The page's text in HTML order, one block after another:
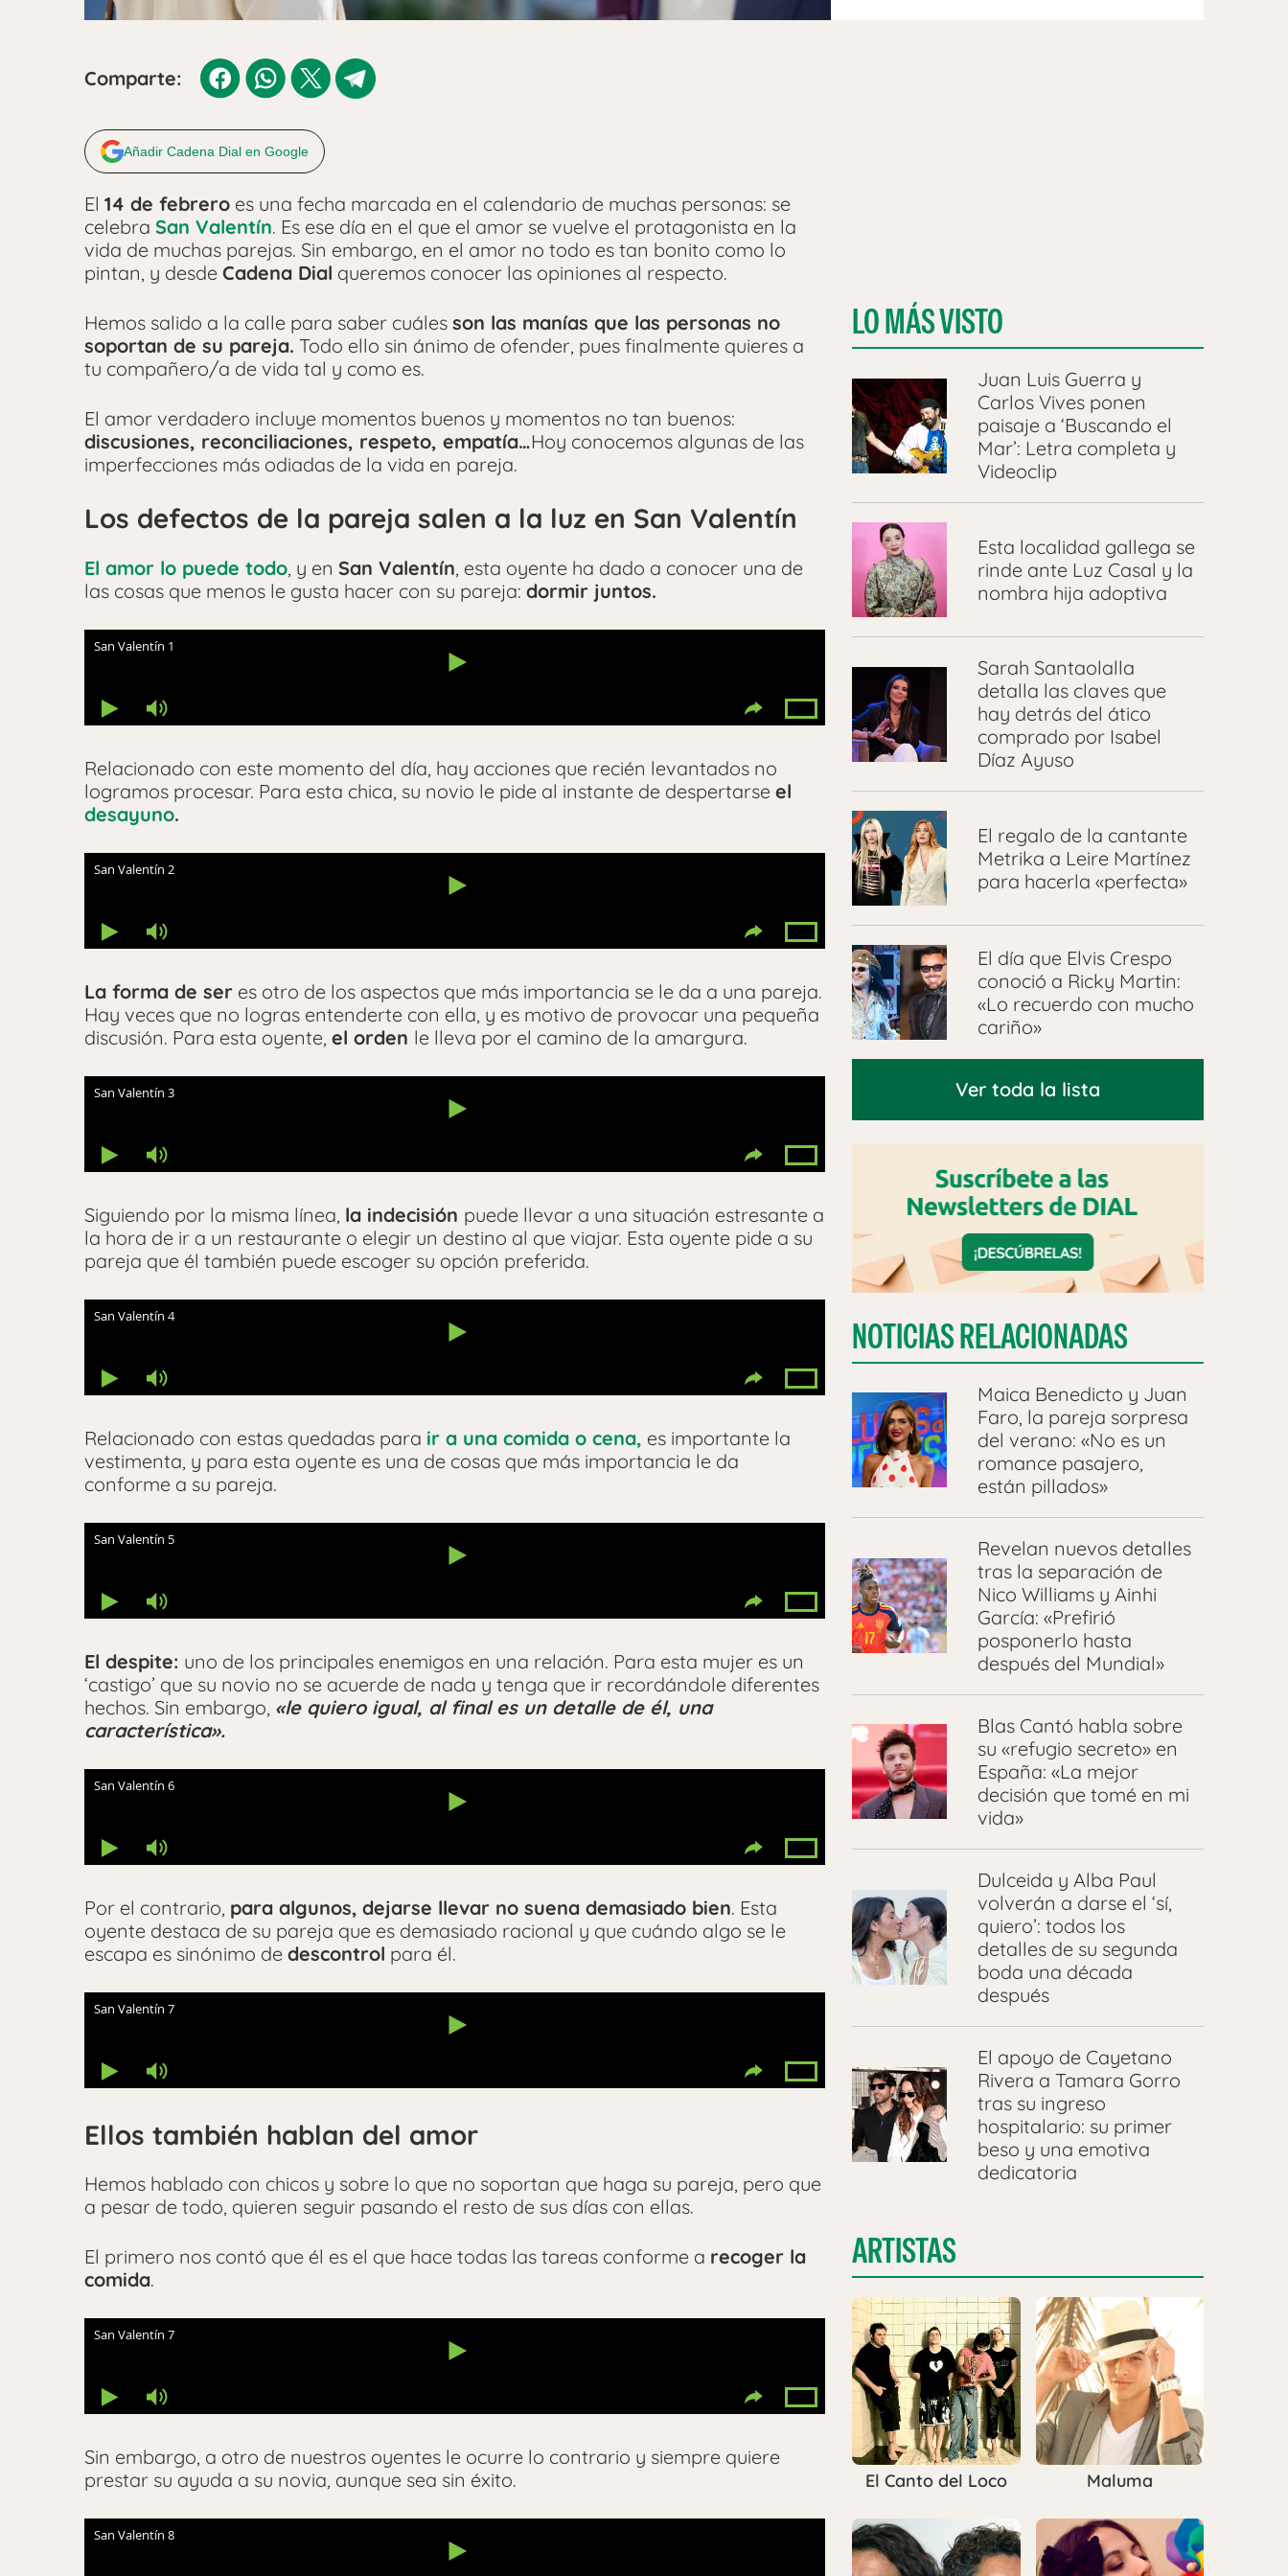
Comparte:
Añadir Cadena Dial en Google
El 14 de febrero es una fecha marcada en el calendario de muchas personas: se
celebra San Valentín. Es ese día en el que el amor se vuelve el protagonista en la
vida de muchas parejas. Sin embargo, en el amor no todo es tan bonito como lo
pintan, y desde Cadena Dial queremos conocer las opiniones al respecto.
Hemos salido a la calle para saber cuáles son las manías que las personas no
soportan de su pareja. Todo ello sin ánimo de ofender, pues finalmente quieres a
tu compañero/a de vida tal y como es.
El amor verdadero incluye momentos buenos y momentos no tan buenos:
discusiones, reconciliaciones, respeto, empatía…Hoy conocemos algunas de las
imperfecciones más odiadas de la vida en pareja.
Los defectos de la pareja salen a la luz en San Valentín
El amor lo puede todo, y en San Valentín, esta oyente ha dado a conocer una de
las cosas que menos le gusta hacer con su pareja: dormir juntos.
Relacionado con este momento del día, hay acciones que recién levantados no
logramos procesar. Para esta chica, su novio le pide al instante de despertarse el
desayuno.
La forma de ser es otro de los aspectos que más importancia se le da a una pareja.
Hay veces que no logras entenderte con ella, y es motivo de provocar una pequeña
discusión. Para esta oyente, el orden le lleva por el camino de la amargura.
Siguiendo por la misma línea, la indecisión puede llevar a una situación estresante a
la hora de ir a un restaurante o elegir un destino al que viajar. Esta oyente pide a su
pareja que él también puede escoger su opción preferida.
Relacionado con estas quedadas para ir a una comida o cena, es importante la
vestimenta, y para esta oyente es una de cosas que más importancia le da
conforme a su pareja.
El despite: uno de los principales enemigos en una relación. Para esta mujer es un
‘castigo’ que su novio no se acuerde de nada y tenga que ir recordándole diferentes
hechos. Sin embargo, «le quiero igual, al final es un detalle de él, una
característica».
Por el contrario, para algunos, dejarse llevar no suena demasiado bien. Esta
oyente destaca de su pareja que es demasiado racional y que cuándo algo se le
escapa es sinónimo de descontrol para él.
Ellos también hablan del amor
Hemos hablado con chicos y sobre lo que no soportan que haga su pareja, pero que
a pesar de todo, quieren seguir pasando el resto de sus días con ellas.
El primero nos contó que él es el que hace todas las tareas conforme a recoger la
comida.
Sin embargo, a otro de nuestros oyentes le ocurre lo contrario y siempre quiere
prestar su ayuda a su novia, aunque sea sin éxito.
LO MÁS VISTO
Juan Luis Guerra y
Carlos Vives ponen
paisaje a ‘Buscando el
Mar’: Letra completa y
Videoclip
Esta localidad gallega se
rinde ante Luz Casal y la
nombra hija adoptiva
Sarah Santaolalla
detalla las claves que
hay detrás del ático
comprado por Isabel
Díaz Ayuso
El regalo de la cantante
Metrika a Leire Martínez
para hacerla «perfecta»
El día que Elvis Crespo
conoció a Ricky Martin:
«Lo recuerdo con mucho
cariño»
Ver toda la lista
NOTICIAS RELACIONADAS
Maica Benedicto y Juan
Faro, la pareja sorpresa
del verano: «No es un
romance pasajero,
están pillados»
Revelan nuevos detalles
tras la separación de
Nico Williams y Ainhi
García: «Prefirió
posponerlo hasta
después del Mundial»
Blas Cantó habla sobre
su «refugio secreto» en
España: «La mejor
decisión que tomé en mi
vida»
Dulceida y Alba Paul
volverán a darse el ‘sí,
quiero’: todos los
detalles de su segunda
boda una década
después
El apoyo de Cayetano
Rivera a Tamara Gorro
tras su ingreso
hospitalario: su primer
beso y una emotiva
dedicatoria
ARTISTAS
El Canto del Loco Maluma